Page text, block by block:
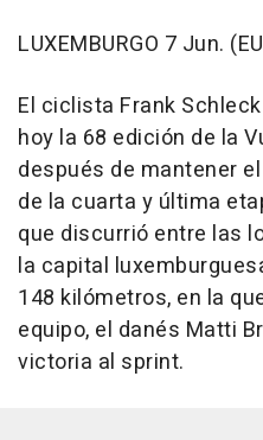
LUXEMBURGO 7 Jun.
El ciclista Frank
hoy la 68 edición de la
después de mantener
de la cuarta y última
que discurrió entre las
la capital
148 kilómetros, en la
equipo, el danés Matti
victoria al sprint.